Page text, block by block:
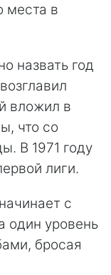
места в
назвать год
вложил в
что со
В 1971 году
лиги.
с
один уровень
бросая